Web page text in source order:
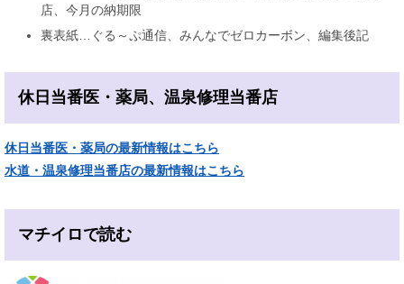
店、今月の納期限
裏表紙…ぐる～ぷ通信、みんなでゼロカーボン、編集後記
休日当番医・薬局、温泉修理当番店
休日当番医・薬局の最新情報はこちら
水道・温泉修理当番店の最新情報はこちら
マチイロで読む